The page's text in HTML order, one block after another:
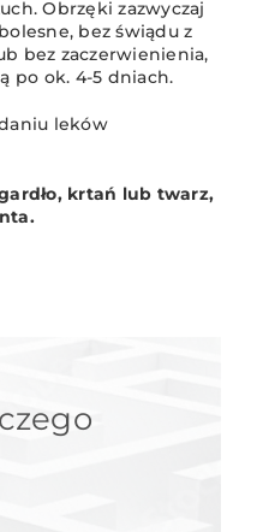
Obrzęki zazwyczaj
bez świądu z
bez zaczerwienienia,
po ok. 4-5 dniach.
leków
krtań lub twarz,